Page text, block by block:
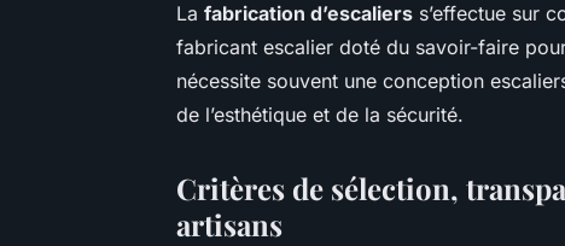
La fabrication d’escaliers s’effectue sur
fabricant escalier doté du savoir-faire
nécessite souvent une conception
de l’esthétique et de la sécurité.
Critères de sélection,
artisans